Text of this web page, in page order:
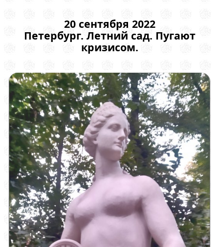
20 сентября 2022
Петербург. Летний сад. Пугают
кризисом.